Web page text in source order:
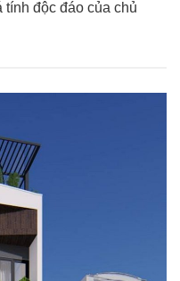
tính độc đáo của chủ